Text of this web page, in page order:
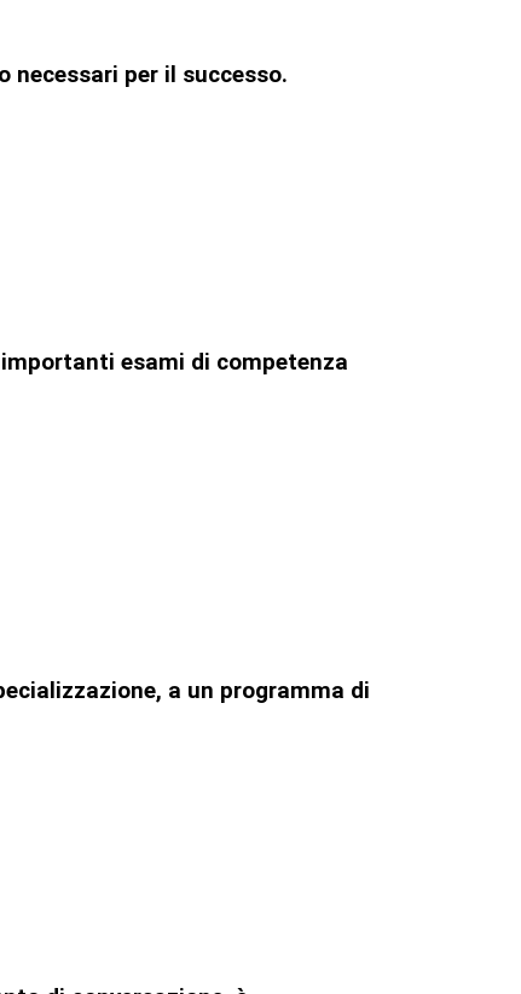
necessari per il successo.
esami di competenza
a un programma di